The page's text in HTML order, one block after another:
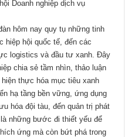
Doanh nghiệp dịch vụ
hôm nay quy tụ những tinh
hiệp hội quốc tế, đến các
logistics và đầu tư xanh. Đây
chia sẻ tầm nhìn, thảo luận
thực hóa mục tiêu xanh
hạ tầng bền vững, ứng dụng
hóa đội tàu, đến quản trị phát
những bước đi thiết yếu để
ứng mà còn bứt phá trong